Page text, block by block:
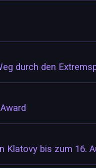
durch den
Klatovy bis zum 16.